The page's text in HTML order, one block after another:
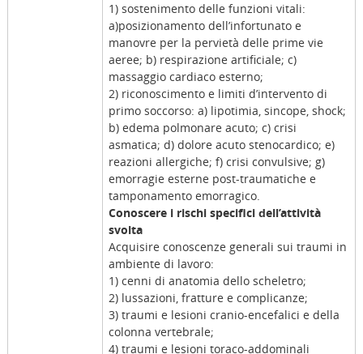
1) sostenimento delle funzioni vitali:
a)posizionamento dell’infortunato e
manovre per la pervietà delle prime vie
aeree; b) respirazione artificiale; c)
massaggio cardiaco esterno;
2) riconoscimento e limiti d’intervento di
primo soccorso: a) lipotimia, sincope, shock;
b) edema polmonare acuto; c) crisi
asmatica; d) dolore acuto stenocardico; e)
reazioni allergiche; f) crisi convulsive; g)
emorragie esterne post-traumatiche e
tamponamento emorragico.
Conoscere i rischi specifici dell’attività
svolta
Acquisire conoscenze generali sui traumi in
ambiente di lavoro:
1) cenni di anatomia dello scheletro;
2) lussazioni, fratture e complicanze;
3) traumi e lesioni cranio-encefalici e della
colonna vertebrale;
4) traumi e lesioni toraco-addominali